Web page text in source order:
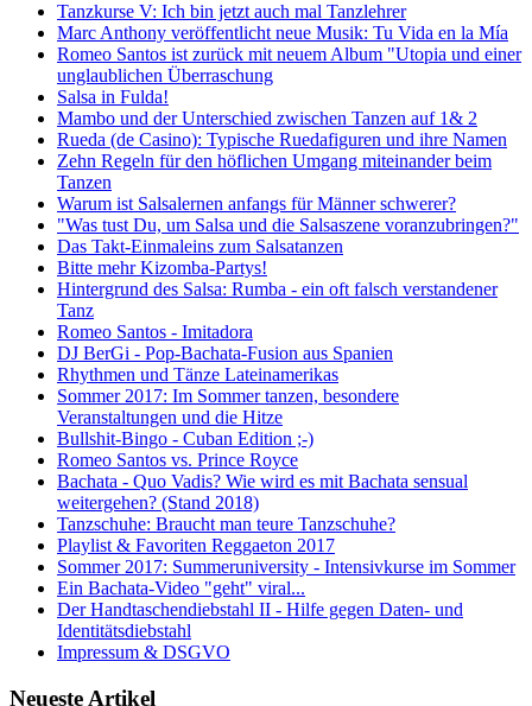
Tanzkurse V: Ich bin jetzt auch mal Tanzlehrer
Marc Anthony veröffentlicht neue Musik: Tu Vida en la Mía
Romeo Santos ist zurück mit neuem Album "Utopia und einer
unglaublichen Überraschung
Salsa in Fulda!
Mambo und der Unterschied zwischen Tanzen auf 1& 2
Rueda (de Casino): Typische Ruedafiguren und ihre Namen
Zehn Regeln für den höflichen Umgang miteinander beim
Tanzen
Warum ist Salsalernen anfangs für Männer schwerer?
"Was tust Du, um Salsa und die Salsaszene voranzubringen?"
Das Takt-Einmaleins zum Salsatanzen
Bitte mehr Kizomba-Partys!
Hintergrund des Salsa: Rumba - ein oft falsch verstandener
Tanz
Romeo Santos - Imitadora
DJ BerGi - Pop-Bachata-Fusion aus Spanien
Rhythmen und Tänze Lateinamerikas
Sommer 2017: Im Sommer tanzen, besondere
Veranstaltungen und die Hitze
Bullshit-Bingo - Cuban Edition ;-)
Romeo Santos vs. Prince Royce
Bachata - Quo Vadis? Wie wird es mit Bachata sensual
weitergehen? (Stand 2018)
Tanzschuhe: Braucht man teure Tanzschuhe?
Playlist & Favoriten Reggaeton 2017
Sommer 2017: Summeruniversity - Intensivkurse im Sommer
Ein Bachata-Video "geht" viral...
Der Handtaschendiebstahl II - Hilfe gegen Daten- und
Identitätsdiebstahl
Impressum & DSGVO
Neueste Artikel